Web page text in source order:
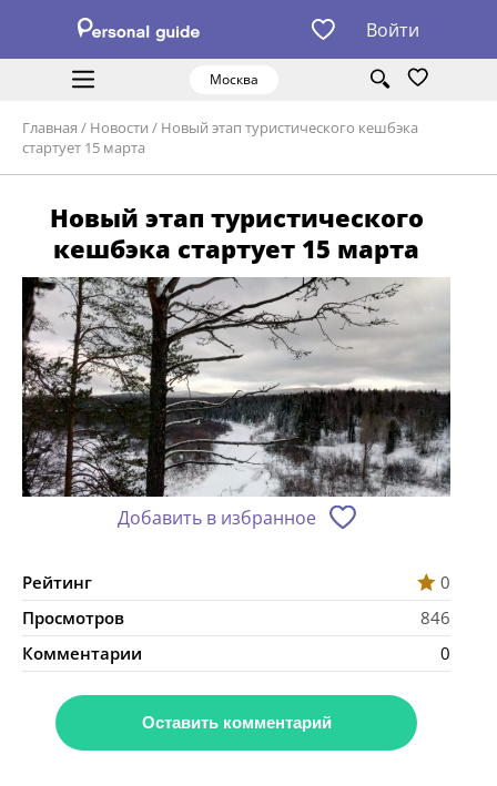
Войти
Москва
Главная / Новости / Новый этап туристического кешбэка
стартует 15 марта
Новый этап туристического
кешбэка стартует 15 марта
Добавить в избранное
Рейтинг
0
Просмотров
846
Комментарии
0
Оставить комментарий